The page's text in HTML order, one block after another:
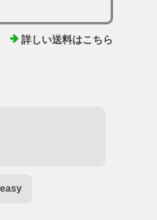
詳しい送料はこちら